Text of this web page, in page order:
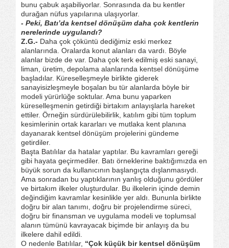
bunu çabuk aşabiliyorlar. Sonrasında da bu kentler
durağan nüfus yapılarına ulaşıyorlar.
- Peki, Batı’da kentsel dönüşüm daha çok kentlerin
nerelerinde uygulandı?
Z.G.- Daha çok çöküntü dediğimiz eski merkez
alanlarında. Oralarda konut alanları da vardı. Böyle
alanlar bizde de var. Daha çok terk edilmiş eski sanayi,
liman, üretim, depolama alanlarında kentsel dönüşüme
başladılar. Küreselleşmeyle birlikte giderek
sanayisizleşmeyle boşalan bu tür alanlarda böyle bir
modeli yürürlüğe soktular. Ama bunu yaparken
küreselleşmenin getirdiği birtakım anlayışlarla hareket
ettiler. Örneğin sürdürülebilirlik, katılım gibi tüm toplum
kesimlerinin ortak kararları ve mutlaka kent planına
dayanarak kentsel dönüşüm projelerini gündeme
getirdiler.
Başta Batılılar da hatalar yaptılar. Bu kavramları gereği
gibi hayata geçirmediler. Batı örneklerine baktığımızda en
büyük sorun da kullanıcının başlangıçta dışlanmasıydı.
Ama sonradan bu yaptıklarının yanlış olduğunu gördüler
ve birtakım ilkeler oluşturdular. Bu ilkelerin içinde demin
değindiğim kavramlar kesinlikle yer aldı. Bununla birlikte
doğru bir alan tanımı, doğru bir projelendirme süreci,
doğru bir finansman ve uygulama modeli ve toplumsal
alanın tümünü kavrayacak biçimde bir anlayış da bu
ilkelere dahil edildi.
O nedenle Batılılar, “Çok küçük bir kentsel dönüşüm